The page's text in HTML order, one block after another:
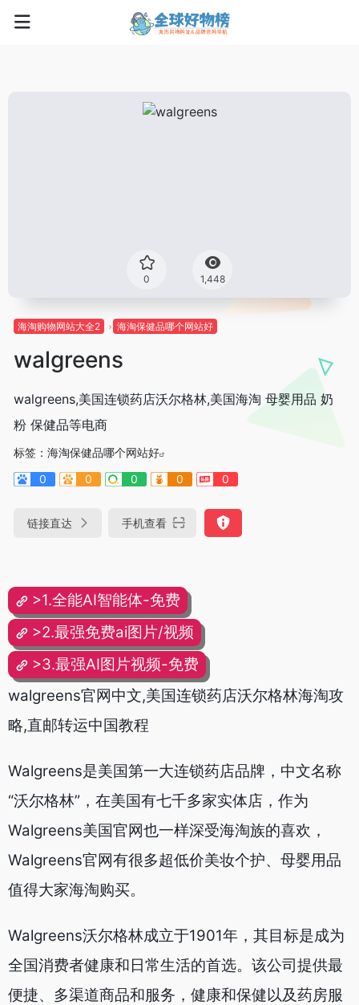
0 1,448
海淘购物网站大全2 海淘保健品哪个网站好
walgreens
walgreens,美国连锁药店沃尔格林,美国海淘 母婴用品 奶
粉 保健品等电商
标签： 海淘保健品哪个网站好
0
0 0 0 0
链接直达 手机查看
>1.全能AI智能体-免费
>2.最强免费ai图片/视频
>3.最强AI图片视频-免费
walgreens官网中文,美国连锁药店沃尔格林海淘攻
略,直邮转运中国教程
Walgreens是美国第一大连锁药店品牌，中文名称
“沃尔格林”，在美国有七千多家实体店，作为
Walgreens美国官网也一样深受海淘族的喜欢，
Walgreens官网有很多超低价美妆个护、母婴用品
值得大家海淘购买。
Walgreens沃尔格林成立于1901年，其目标是成为
全国消费者健康和日常生活的首选。该公司提供最
便捷、多渠道商品和服务，健康和保健以及药房服